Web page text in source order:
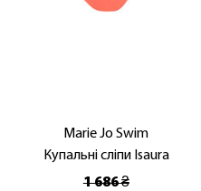
Marie Jo Swim
Купальні сліпи Isaura
1 686 ₴